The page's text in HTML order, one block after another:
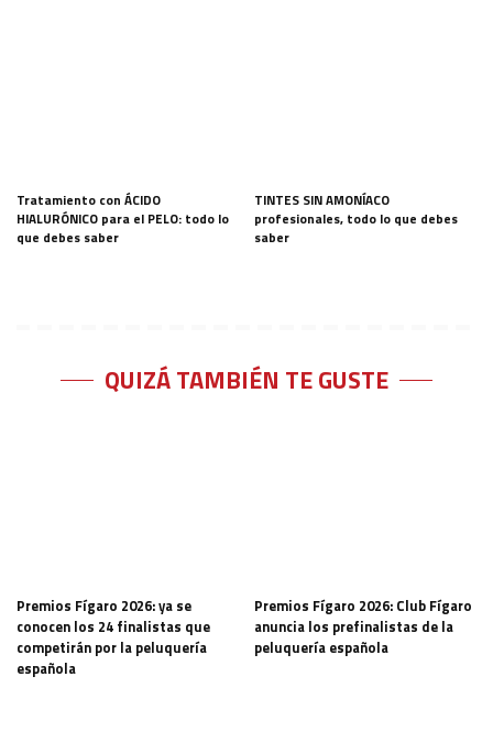
Tratamiento con ÁCIDO
HIALURÓNICO para el PELO: todo lo
que debes saber
TINTES SIN AMONÍACO
profesionales, todo lo que debes
saber
QUIZÁ TAMBIÉN TE GUSTE
Premios Fígaro 2026: ya se
conocen los 24 finalistas que
competirán por la peluquería
española
Premios Fígaro 2026: Club Fígaro
anuncia los prefinalistas de la
peluquería española